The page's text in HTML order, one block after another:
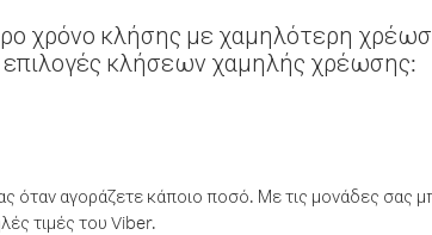
χρόνο κλήσης με χαμηλότερη
επιλογές κλήσεων χαμηλής χρέωσης:
όταν αγοράζετε κάποιο ποσό. Με τις μονάδες σας
τιμές του Viber.